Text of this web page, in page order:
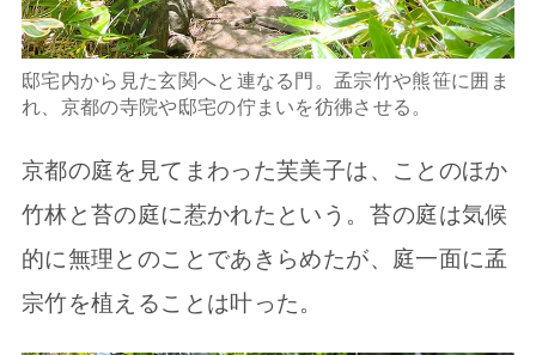
邸宅内から見た玄関へと連なる門。孟宗竹や熊笹に囲ま
れ、京都の寺院や邸宅の佇まいを彷彿させる。
京都の庭を見てまわった芙美子は、ことのほか
竹林と苔の庭に惹かれたという。苔の庭は気候
的に無理とのことであきらめたが、庭一面に孟
宗竹を植えることは叶った。